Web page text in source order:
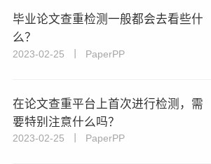
毕业论文查重检测一般都会去看些什
么？
2023-02-25 丨 PaperPP
在论文查重平台上首次进行检测，需
要特别注意什么吗？
2023-02-25 丨 PaperPP